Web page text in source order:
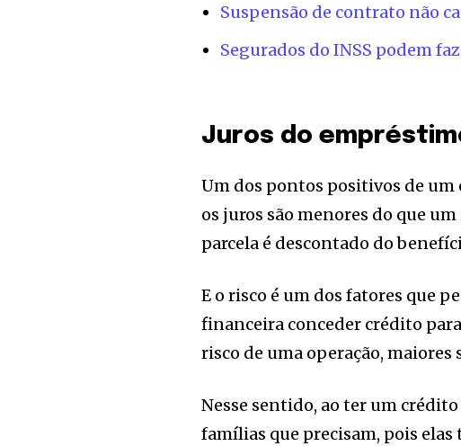
Suspensão de contrato não
Segurados do INSS podem
Juros do
Um dos pontos positivos de
os juros são menores do que
parcela é descontado do
E o risco é um dos fatores que
financeira conceder crédito
risco de uma operação, maiores
Nesse sentido, ao ter um
famílias que precisam, pois